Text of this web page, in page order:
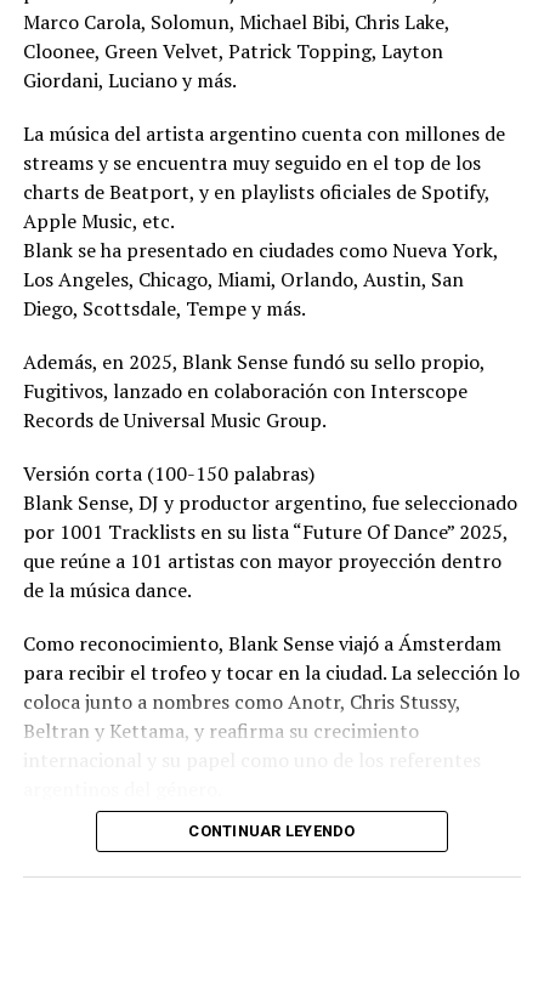
Marco Carola, Solomun, Michael Bibi, Chris Lake,
Cloonee, Green Velvet, Patrick Topping, Layton
Giordani, Luciano y más.
La música del artista argentino cuenta con millones de
streams y se encuentra muy seguido en el top de los
charts de Beatport, y en playlists oficiales de Spotify,
Apple Music, etc.
Blank se ha presentado en ciudades como Nueva York,
Los Angeles, Chicago, Miami, Orlando, Austin, San
Diego, Scottsdale, Tempe y más.
Además, en 2025, Blank Sense fundó su sello propio,
Fugitivos, lanzado en colaboración con Interscope
Records de Universal Music Group.
Versión corta (100-150 palabras)
Blank Sense, DJ y productor argentino, fue seleccionado
por 1001 Tracklists en su lista “Future Of Dance” 2025,
que reúne a 101 artistas con mayor proyección dentro
de la música dance.
Como reconocimiento, Blank Sense viajó a Ámsterdam
para recibir el trofeo y tocar en la ciudad. La selección lo
coloca junto a nombres como Anotr, Chris Stussy,
Beltran y Kettama, y reafirma su crecimiento
CONTINUAR LEYENDO